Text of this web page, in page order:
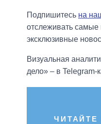
Подпишитесь на
отслеживать самые
эксклюзивные
Визуальная
дело» – в Telegram-
ЧИТАЙТЕ